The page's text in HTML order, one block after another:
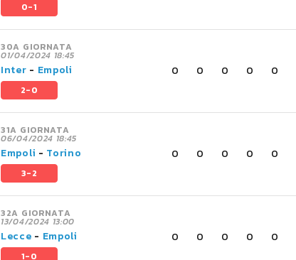
0-1
30A GIORNATA
01/04/2024 18:45
Inter - Empoli
2-0
0 0 0 0 0
31A GIORNATA
06/04/2024 18:45
Empoli - Torino
3-2
0 0 0 0 0
32A GIORNATA
13/04/2024 13:00
Lecce - Empoli
1-0
0 0 0 0 0